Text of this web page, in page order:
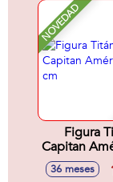
NOVEDAD
Figura
Capitan
cm
36 meses